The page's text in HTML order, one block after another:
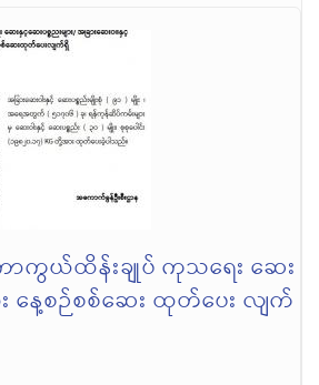
ါကာကွယ်ထိန်းချုပ် ကုသရေး ဆေး
း နေ့စဉ်စစ်ဆေး ထုတ်ပေး လျက်